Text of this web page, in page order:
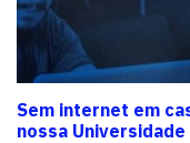
Sem internet em
nossa